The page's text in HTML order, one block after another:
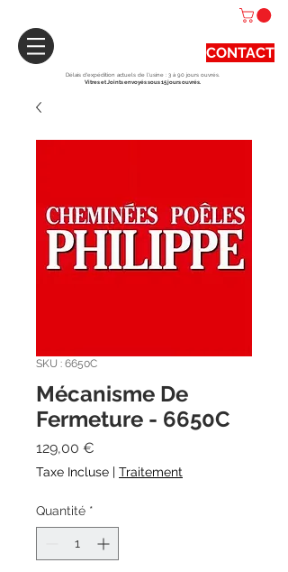
CONTACT
Délais d'expédition actuels de l'usine : 3 à 90 jours ouvrés.
Vitres et Joints envoyés sous 15 jours ouvrés.
SKU : 6650C
Mécanisme De
Fermeture - 6650C
129,00 €
Taxe Incluse | Traitement
Quantité *